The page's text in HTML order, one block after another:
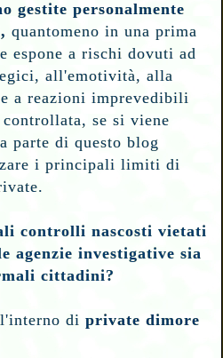
gestite personalmente
quantomeno in una prima
espone a rischi dovuti ad
all'emotività, alla
a reazioni imprevedibili
se si viene
parte di questo blog
i principali limiti di
controlli nascosti vietati
agenzie investigative sia
cittadini?
diprivate dimore